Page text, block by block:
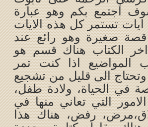
اجتمع بكم وهو عبارة
تستمر كل هذه الايات
صغيرة وهو رائع عند
اخر الكتاب هناك قسم هو
اذا كنت تمر
الى قليل من تشجيع
في الحياة، ولادة طفل،
الامور التي تعاني منها في
رفض، هناك هذا